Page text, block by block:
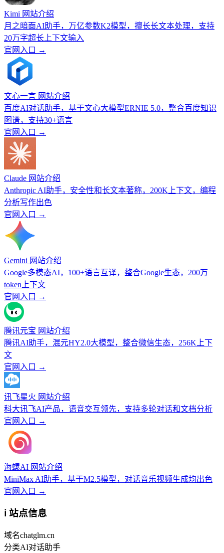
Kimi 网站介绍
月之暗面AI助手，万亿参数K2模型，擅长长文本处理，支持
20万字超长上下文输入
官网入口 →
文心一言 网站介绍
百度AI对话助手，基于文心大模型ERNIE 5.0，整合百度知识
图谱，支持30+语言
官网入口 →
Claude 网站介绍
Anthropic AI助手，安全性和长文本著称，200K上下文，编程
分析写作出色
官网入口 →
Gemini 网站介绍
Google多模态AI，100+语言互译，整合Google生态，200万
token上下文
官网入口 →
腾讯元宝 网站介绍
腾讯AI助手，混元HY2.0大模型，整合微信生态，256K上下
文
官网入口 →
讯飞星火 网站介绍
科大讯飞AI产品，语音交互领先，支持多轮对话和文档分析
官网入口 →
海螺AI 网站介绍
MiniMax AI助手，基于M2.5模型，对话音乐视频生成均出色
官网入口 →
ℹ️ 站点信息
域名chatglm.cn
分类AI对话助手